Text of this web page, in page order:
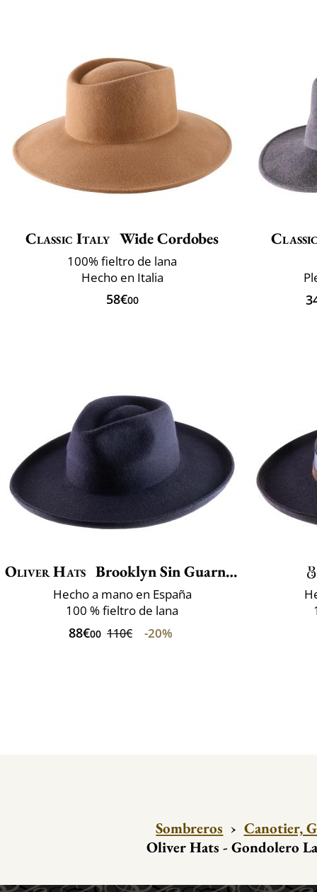
Classic Italy Wide Cordobes
100% fieltro de lana
Hecho en Italia
58€00
Oliver Hats Brooklyn Sin Guarnicion
Hecho a mano en España
100 % fieltro de lana
88€00 110€ -20%
Sombreros › Canotier,
Oliver Hats - Gondolero